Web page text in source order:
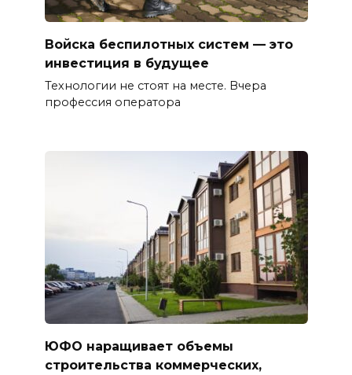
Войска беспилотных систем — это
инвестиция в будущее
Технологии не стоят на месте. Вчера
профессия оператора
ЮФО наращивает объемы
строительства коммерческих,